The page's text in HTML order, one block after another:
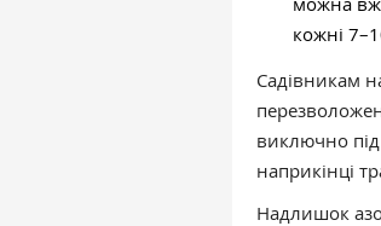
кожні
Садівникам
виключно
наприкінці
Надлишок